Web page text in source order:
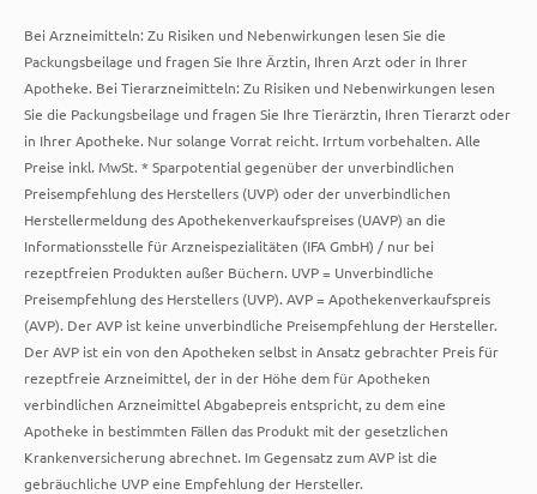
Bei Arzneimitteln: Zu Risiken und Nebenwirkungen lesen Sie die
Packungsbeilage und fragen Sie Ihre Ärztin, Ihren Arzt oder in Ihrer
Apotheke. Bei Tierarzneimitteln: Zu Risiken und Nebenwirkungen lesen
Sie die Packungsbeilage und fragen Sie Ihre Tierärztin, Ihren Tierarzt oder
in Ihrer Apotheke. Nur solange Vorrat reicht. Irrtum vorbehalten. Alle
Preise inkl. MwSt. * Sparpotential gegenüber der unverbindlichen
Preisempfehlung des Herstellers (UVP) oder der unverbindlichen
Herstellermeldung des Apothekenverkaufspreises (UAVP) an die
Informationsstelle für Arzneispezialitäten (IFA GmbH) / nur bei
rezeptfreien Produkten außer Büchern. UVP = Unverbindliche
Preisempfehlung des Herstellers (UVP). AVP = Apothekenverkaufspreis
(AVP). Der AVP ist keine unverbindliche Preisempfehlung der Hersteller.
Der AVP ist ein von den Apotheken selbst in Ansatz gebrachter Preis für
rezeptfreie Arzneimittel, der in der Höhe dem für Apotheken
verbindlichen Arzneimittel Abgabepreis entspricht, zu dem eine
Apotheke in bestimmten Fällen das Produkt mit der gesetzlichen
Krankenversicherung abrechnet. Im Gegensatz zum AVP ist die
gebräuchliche UVP eine Empfehlung der Hersteller.